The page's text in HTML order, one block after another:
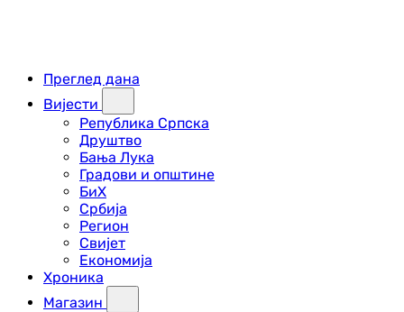
Преглед дана
Вијести
Република Српска
Друштво
Бања Лука
Градови и општине
БиХ
Србија
Регион
Свијет
Економија
Хроника
Магазин